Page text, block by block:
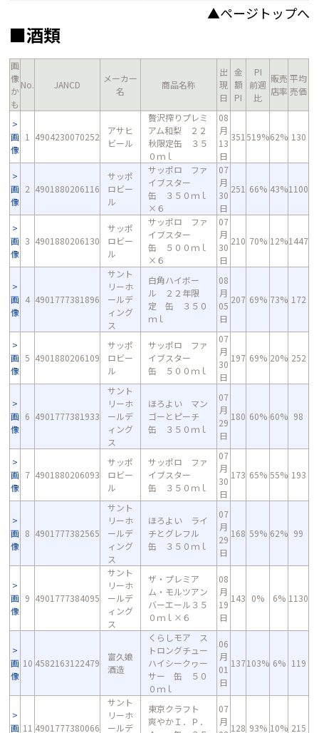
▲ページトップへ
■酒類
画
像
か
も
No. JANCD
メーカー
名
商品名称
出
現
日
金
額
PI
PI
前週
比
販売
店率
平均
売価
画
像
1 4904230070252
アサヒ
ビール
贅沢搾りプレミ
アム和梨 ２２
秋限定缶 ３５
０ｍｌ
08
月
13
日
351 519%62% 130
画
像
2 4901880206116
サッポ
ロビー
ル
サッポロ ファ
イブスター
缶 ３５０ｍｌ
×６
07
月
30
日
251 66% 43%1100
画
像
3 4901880206130
サッポ
ロビー
ル
サッポロ ファ
イブスター
缶 ５００ｍｌ
×６
07
月
30
日
210 70% 12%1447
画
像
4 4901777381896
サント
リーホ
ールデ
ィング
ス
白角ハイボー
ル ２２年限
定 缶 ３５０
ｍｌ
08
月
05
日
207 69% 73% 172
画
像
5 4901880206109
サッポ
ロビー
ル
サッポロ ファ
イブスター
缶 ５００ｍｌ
07
月
30
日
197 69% 20% 252
画
像
6 4901777381933
サント
リーホ
ールデ
ィング
ス
ほろよい マン
ゴーとピーチ
缶 ３５０ｍｌ
07
月
29
日
180 60% 60% 98
画
像
7 4901880206093
サッポ
ロビー
ル
サッポロ ファ
イブスター
缶 ３５０ｍｌ
07
月
30
日
173 65% 55% 193
画
像
8 4901777382565
サント
リーホ
ールデ
ィング
ス
ほろよい ライ
チとグレフル
缶 ３５０ｍｌ
07
月
29
日
168 59% 62% 99
画
像
9 4901777384095
サント
リーホ
ールデ
ィング
ス
ザ・プレミア
ム・モルツアン
バーエール３５
０ｍｌ×６
08
月
19
日
143 0% 6% 1130
画
像
10 4582163122479
富久娘
酒造
くらしモア ス
トロングチュー
ハイシークヮー
サー 缶 ５０
０ｍｌ
06
月
01
日
137103% 6% 119
画 11 4901777380066
サント
リーホ
ールデ
東京クラフト
爽やかＩ．Ｐ．
07
月
128 93% 10% 215